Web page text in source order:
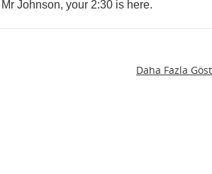
Mr Johnson, your 2:30 is here.
Daha Fazla